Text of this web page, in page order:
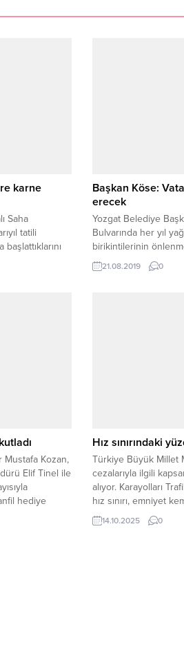
karne
Saha
tatili
tatil
Başkan Köse:
erecek
Yozgat Belediye
Bulvarında her yıl
birikintilerinin
başlanıldığını
çilesine son
21.08.2019 0
Mustafa Kozan,
Elif Tinel ile
hediye
Hız sınırındaki
Türkiye Büyük Millet
cezalarıyla ilgili
alıyor. Karayolları
hız sınırı, emniyet
birçok madde
düzenlemeye göre,
14.10.2025 0